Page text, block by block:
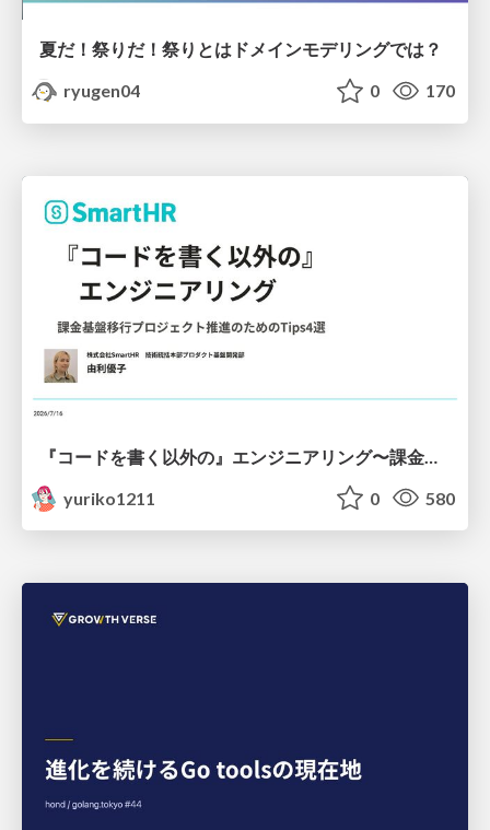
夏だ！祭りだ！祭りとはドメインモデリングでは？
ryugen04
0 170
yuriko1211
0 580